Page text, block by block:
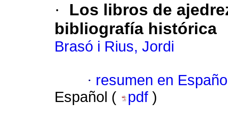
·
Los libros de
bibliografía histórica
Brasó i Rius, Jordi
· resumen en
Español (
pdf )